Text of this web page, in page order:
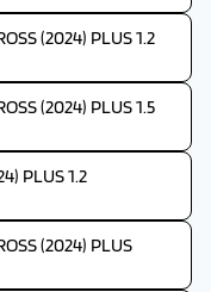
(2024) PLUS 1.2
(2024) PLUS 1.5
PLUS 1.2
(2024) PLUS